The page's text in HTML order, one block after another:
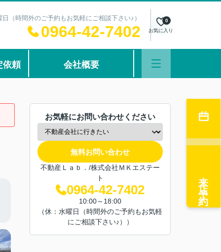
（時間外のご予約もお気軽にご相談下さい♪）
0964-42-7402 お気に入り
0
依頼 会社概要
お気軽にお問い合わせください
無料お問い合わせ
不動産Ｌａｂ．/株式会社ＭＫエステー
ト
0964-42-7402
10:00～18:00
（休：水曜日（時間外のご予約もお気軽
にご相談下さい♪））
来店予約